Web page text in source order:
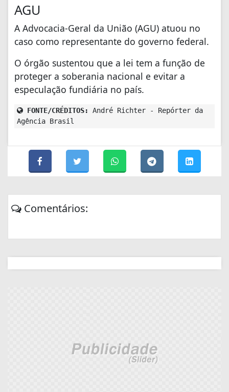
AGU
A Advocacia-Geral da União (AGU) atuou no
caso como representante do governo federal.
O órgão sustentou que a lei tem a função de
proteger a soberania nacional e evitar a
especulação fundiária no país.
FONTE/CRÉDITOS:
André Richter - Repórter da
Agência Brasil
Comentários: